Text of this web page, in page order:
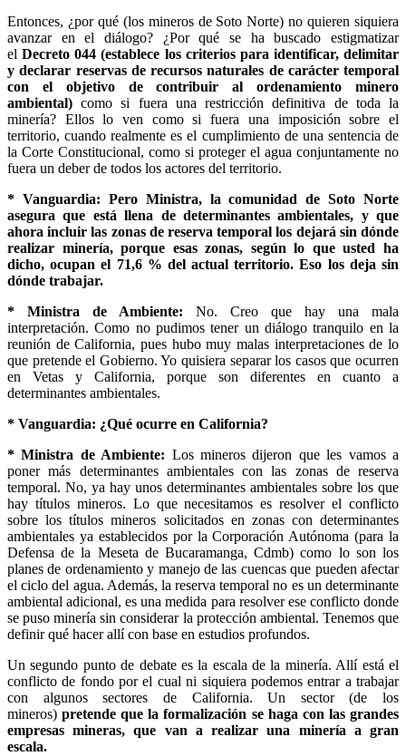
Entonces, ¿por qué (los mineros de Soto Norte) no quieren siquiera
avanzar en el diálogo? ¿Por qué se ha buscado estigmatizar
elDecreto 044 (establece los criterios para identificar, delimitar
y declarar reservas de recursos naturales de carácter temporal
con el objetivo de contribuir al ordenamiento minero
ambiental)como si fuera una restricción definitiva de toda la
minería? Ellos lo ven como si fuera una imposición sobre el
territorio, cuando realmente es el cumplimiento de una sentencia de
la Corte Constitucional, como si proteger el agua conjuntamente no
fuera un deber de todos los actores del territorio.
* Vanguardia: Pero Ministra, la comunidad de Soto Norte
asegura que está llena de determinantes ambientales, y que
ahora incluir las zonas de reserva temporal los dejará sin dónde
realizar minería, porque esas zonas, según lo que usted ha
dicho, ocupan el 71,6 % del actual territorio. Eso los deja sin
dónde trabajar.
* Ministra de Ambiente: No. Creo que hay una mala
interpretación. Como no pudimos tener un diálogo tranquilo en la
reunión de California, pues hubo muy malas interpretaciones de lo
que pretende el Gobierno. Yo quisiera separar los casos que ocurren
en Vetas y California, porque son diferentes en cuanto a
determinantes ambientales.
* Vanguardia: ¿Qué ocurre en California?
* Ministra de Ambiente: Los mineros dijeron que les vamos a
poner más determinantes ambientales con las zonas de reserva
temporal. No, ya hay unos determinantes ambientales sobre los que
hay títulos mineros. Lo que necesitamos es resolver el conflicto
sobre los títulos mineros solicitados en zonas con determinantes
ambientales ya establecidos por la Corporación Autónoma (para la
Defensa de la Meseta de Bucaramanga, Cdmb) como lo son los
planes de ordenamiento y manejo de las cuencas que pueden afectar
el ciclo del agua. Además, la reserva temporal no es un determinante
ambiental adicional, es una medida para resolver ese conflicto donde
se puso minería sin considerar la protección ambiental. Tenemos que
definir qué hacer allí con base en estudios profundos.
Un segundo punto de debate es la escala de la minería. Allí está el
conflicto de fondo por el cual ni siquiera podemos entrar a trabajar
con algunos sectores de California. Un sector (de los
mineros)pretende que la formalización se haga con las grandes
empresas mineras, que van a realizar una minería a gran
escala.